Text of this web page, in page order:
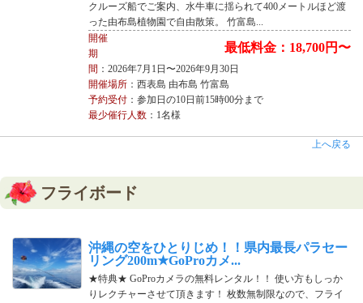
クルーズ船でご案内、水牛車に揺られて400メートルほど渡
った由布島植物園で自由散策。 竹富島...
最低料金：18,700円〜
開催
期
間 ：2026年7月1日〜2026年9月30日
開催場所：西表島 由布島 竹富島
予約受付：参加日の10日前15時00分まで
最少催行人数：1名様
上へ戻る
フライボード
沖縄の空をひとりじめ！！県内最長パラセー
リング200m★GoProカメ...
★特典★ GoProカメラの無料レンタル！！ 使い方もしっか
りレクチャーさせて頂きます！ 枚数無制限なので、フライ